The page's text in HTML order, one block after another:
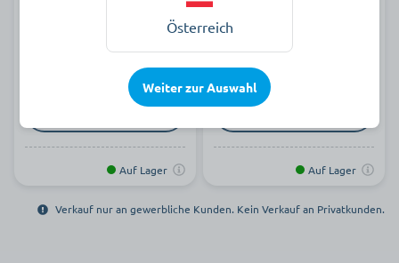
Auf Lager
ab 22,59 €
Auf Lager
Verkauf nur an gewerbliche Kunden. Kein Verkauf an Privatkunden.
Österreich
Weiter zur Auswahl